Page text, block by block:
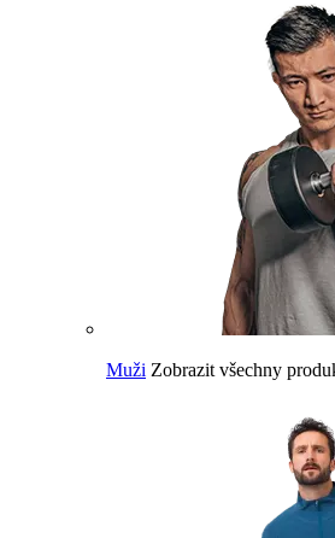
Muži Zobrazit všechny